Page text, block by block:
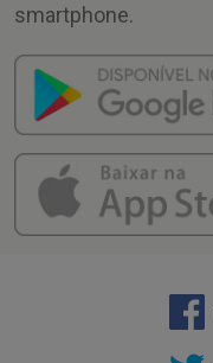
smartphone.